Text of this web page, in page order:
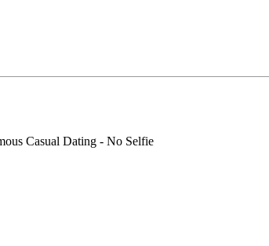
Casual Dating - No Selfie